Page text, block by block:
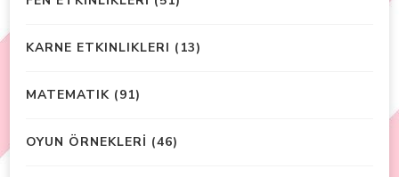
KARNE ETKINLIKLERI (13)
MATEMATIK (91)
OYUN ÖRNEKLERİ (46)